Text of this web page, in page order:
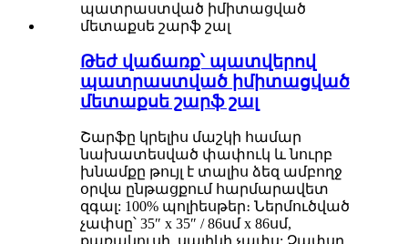
Թեժ վաճառք՝ պատվերով
պատրաստված իմիտացված
մետաքսե շարֆ շալ
Շարֆը կրելիս մաշկի համար
նախատեսված փափուկ և նուրբ
խնամքը թույլ է տալիս ձեզ ամբողջ
օրվա ընթացքում հարմարավետ
զգալ: 100% պոլիեսթեր։ Ներմուծված
չափսը՝ 35″ x 35″ / 86սմ x 86սմ,